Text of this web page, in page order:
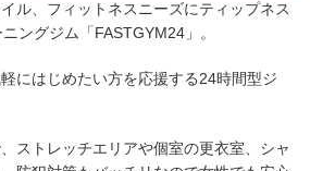
ル、フィットネスニーズにティップネス
ングジム「FASTGYM24」。
にはじめたい方を応援する24時間型ジ
ストレッチエリアや個室の更衣室、シャ